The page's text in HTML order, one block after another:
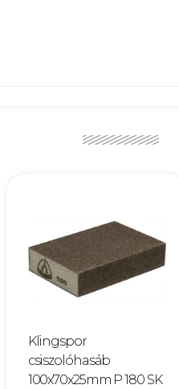
Klingspor
csiszolóhasáb
100x70x25mm P 180 SK